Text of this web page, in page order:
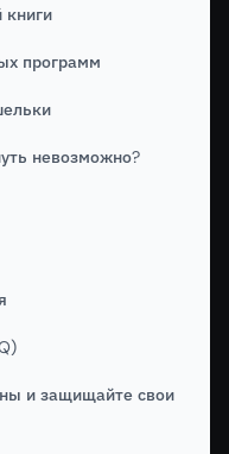
программ
невозможно?
и защищайте свои